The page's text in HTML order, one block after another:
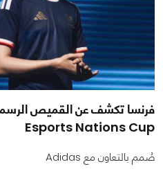
فرنسا تكشف عن القميص
Esports Nations Cup
صُمم بالتعاون مع Adidas